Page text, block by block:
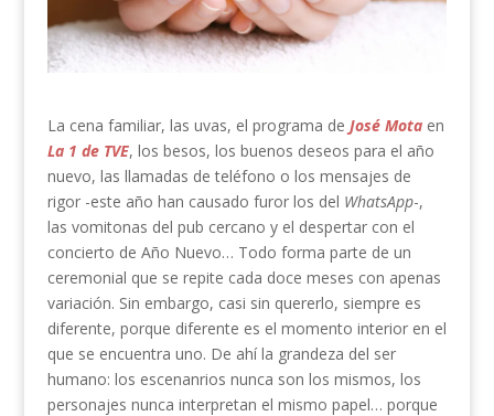
La cena familiar, las uvas, el programa de José Motaen
La 1 de TVE, los besos, los buenos deseos para el año
nuevo, las llamadas de teléfono o los mensajes de
rigor -este año han causado furor los del WhatsApp-,
las vomitonas del pub cercano y el despertar con el
concierto de Año Nuevo… Todo forma parte de un
ceremonial que se repite cada doce meses con apenas
variación. Sin embargo, casi sin quererlo, siempre es
diferente, porque diferente es el momento interior en el
que se encuentra uno. De ahí la grandeza del ser
humano: los escenanrios nunca son los mismos, los
personajes nunca interpretan el mismo papel… porque